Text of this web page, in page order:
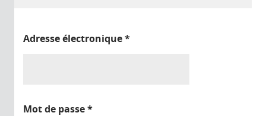
Adresse électronique*
Mot de passe*